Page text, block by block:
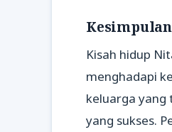
Kesimpulan
Kisah hidup
menghadapi
keluarga
yang sukses.